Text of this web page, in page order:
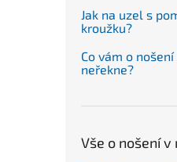
Jak na uzel s
kroužku?
Co vám o
neřekne?
Vše o nošení v